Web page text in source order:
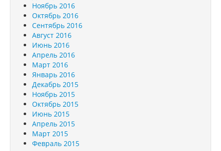
Ноябрь 2016
Октябрь 2016
Сентябрь 2016
Август 2016
Июнь 2016
Апрель 2016
Март 2016
Январь 2016
Декабрь 2015
Ноябрь 2015
Октябрь 2015
Июнь 2015
Апрель 2015
Март 2015
Февраль 2015